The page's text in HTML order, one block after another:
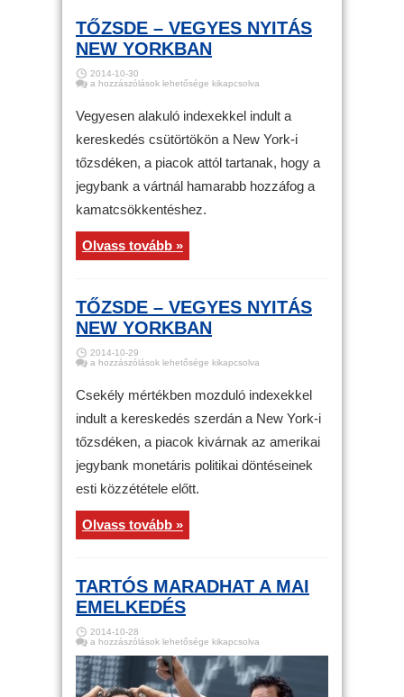
TŐZSDE – VEGYES NYITÁS
NEW YORKBAN
2014-10-30
Tőzsde
nyitás
New
Yorkban
bejegyzéshez
a hozzászólások lehetősége kikapcsolva
Vegyesen alakuló indexekkel indult a
kereskedés csütörtökön a New York-i
tőzsdéken, a piacok attól tartanak, hogy a
jegybank a vártnál hamarabb hozzáfog a
kamatcsökkentéshez.
Olvass tovább »
TŐZSDE – VEGYES NYITÁS
NEW YORKBAN
2014-10-29
Tőzsde
nyitás
New
Yorkban
bejegyzéshez
a hozzászólások lehetősége kikapcsolva
Csekély mértékben mozduló indexekkel
indult a kereskedés szerdán a New York-i
tőzsdéken, a piacok kivárnak az amerikai
jegybank monetáris politikai döntéseinek
esti közzététele előtt.
Olvass tovább »
TARTÓS MARADHAT A MAI
EMELKEDÉS
2014-10-28
Tartós
a
mai
emelkedés
bejegyzéshez
a hozzászólások lehetősége kikapcsolva